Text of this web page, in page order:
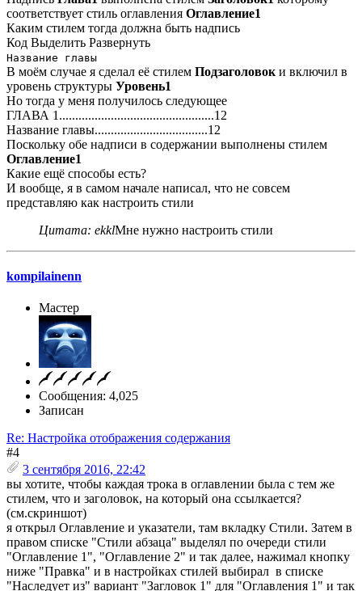
соответствует стиль оглавления Оглавление1
Каким стилем тогда должна быть надпись
Код Выделить Развернуть
Название главы
В моём случае я сделал её стилем Подзаголовок и включил в
уровень структуры Уровень1
Но тогда у меня получилось следующее
ГЛАВА 1................................................12
Название главы...................................12
Поскольку обе надписи в содержании выполнены стилем
Оглавление1
Какие ещё способы есть?
И вообще, я в самом начале написал, что не совсем
представляю как настроить стили
Цитата: ekklМне нужно настроить стили
kompilainenn
Мастер
Сообщения: 4,025
Записан
Re: Настройка отображения содержания
#4
3 сентября 2016, 22:42
вы хотите, чтобы каждая трока в оглавлении была с тем же
стилем, что и заголовок, на который она ссылкается?
(см.скриншот)
я открыл Оглавление и указатели, там вкладку Стили. Затем в
правом списке "Стили абзаца" выделял по очереди стили
"Оглавление 1", "Оглавление 2" и так далее, нажимал кнопку
ниже "Правка" и в настройках стилей выбирал в списке
"Наследует из" вариант "Загловок 1" для "Оглавления 1" и так